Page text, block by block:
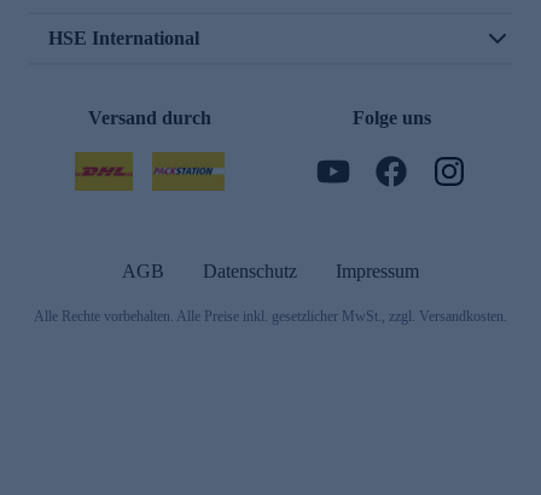
HSE International
Versand durch Folge uns
AGB Datenschutz Impressum
Alle Rechte vorbehalten. Alle Preise inkl. gesetzlicher MwSt., zzgl. Versandkosten.